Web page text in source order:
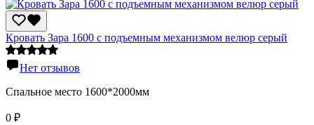
Кровать Зара 1600 с подъемным механизмом велюр серый
Нет отзывов
Спальное место 1600*2000мм
0 ₽